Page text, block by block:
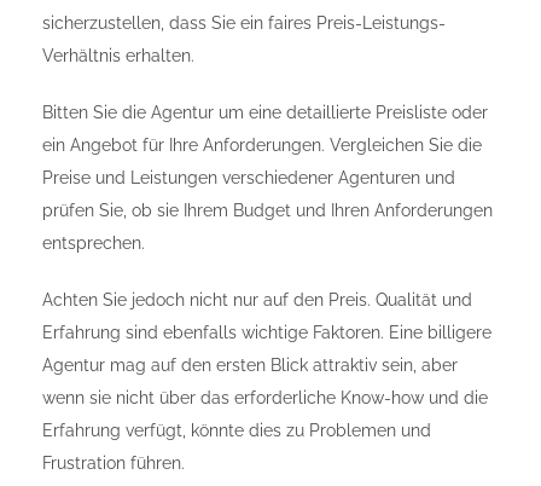
sicherzustellen, dass Sie ein faires Preis-Leistungs-
Verhältnis erhalten.
Bitten Sie die Agentur um eine detaillierte Preisliste oder
ein Angebot für Ihre Anforderungen. Vergleichen Sie die
Preise und Leistungen verschiedener Agenturen und
prüfen Sie, ob sie Ihrem Budget und Ihren Anforderungen
entsprechen.
Achten Sie jedoch nicht nur auf den Preis. Qualität und
Erfahrung sind ebenfalls wichtige Faktoren. Eine billigere
Agentur mag auf den ersten Blick attraktiv sein, aber
wenn sie nicht über das erforderliche Know-how und die
Erfahrung verfügt, könnte dies zu Problemen und
Frustration führen.